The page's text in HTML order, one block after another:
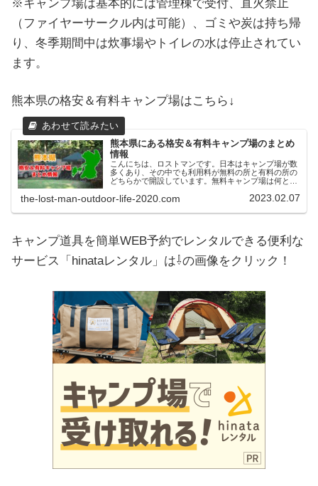
※キャンプ場は基本的には管理棟で受付、直火禁止
（ファイヤーサークル内は可能）、ゴミや炭は持ち帰
り、冬季期間中は炊事場やトイレの水は停止されてい
ます。
熊本県の格安＆有料キャンプ場はこちら↓
熊本県にある格安＆有料キャンプ場のまとめ
情報
こんにちは、ロストマンです。日本はキャンプ場が数
多くあり、その中でも利用料が無料の所と有料の所の
どちらかで開設しています。無料キャンプ場は何と言
ンプの回数が多い人にとってみれば嬉しいですよ
the-lost-man-outdoor-life-2020.com 2023.02.07
キャンプ道具を簡単WEB予約でレンタルできる便利な
サービス「hinataレンタル」は⇩の画像をクリック！